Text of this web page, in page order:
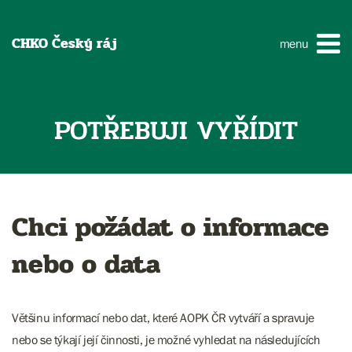
CHKO Český ráj menu
POTŘEBUJI VYŘÍDIT
Chci požádat o informace
nebo o data
Většinu informací nebo dat, které AOPK ČR vytváří a spravuje
nebo se týkají její činnosti, je možné vyhledat na následujících